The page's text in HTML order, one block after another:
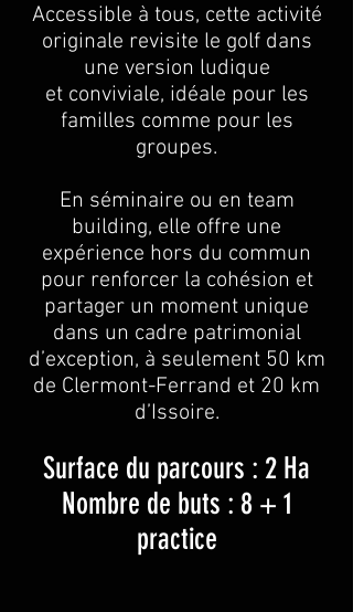
Accessible à tous, cette activité
originale revisite le golf dans
une version ludique
et conviviale, idéale pour les
familles comme pour les
groupes.
En séminaire ou en team
building, elle offre une
expérience hors du commun
pour renforcer la cohésion et
partager un moment unique
dans un cadre patrimonial
d’exception, à seulement 50 km
de Clermont-Ferrand et 20 km
d’Issoire.
Surface du parcours : 2 Ha
Nombre de buts : 8 + 1
practice